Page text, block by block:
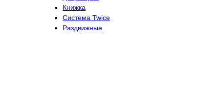
Книжка
Система Twice
Раздвижные